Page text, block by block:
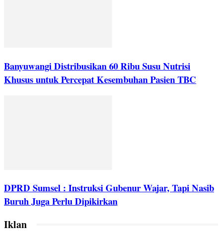
Banyuwangi Distribusikan 60 Ribu Susu Nutrisi
Khusus untuk Percepat Kesembuhan Pasien TBC
DPRD Sumsel : Instruksi Gubenur Wajar, Tapi Nasib
Buruh Juga Perlu Dipikirkan
Iklan